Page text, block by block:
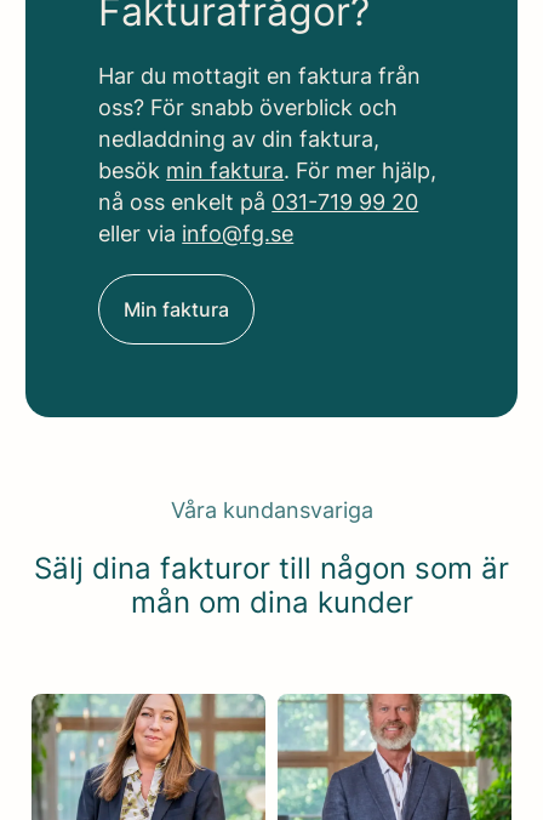
Fakturafrågor?
Har du mottagit en faktura från
oss? För snabb överblick och
nedladdning av din faktura,
besök min faktura. För mer hjälp,
nå oss enkelt på 031-719 99 20
eller via info@fg.se
Min faktura
Våra kundansvariga
Sälj dina fakturor till någon som är
mån om dina kunder